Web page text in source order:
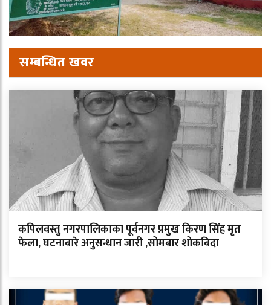
सम्बन्धित खवर
कपिलवस्तु नगरपालिकाका पूर्वनगर प्रमुख किरण सिंह मृत
फेला, घटनाबारे अनुसन्धान जारी ,सोमबार शोकबिदा